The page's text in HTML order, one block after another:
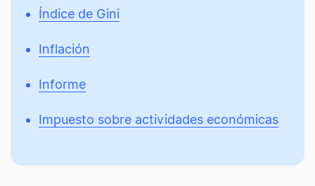
Índice de Gini
Inflación
Informe
Impuesto sobre actividades económicas